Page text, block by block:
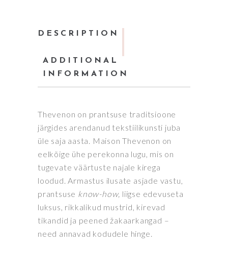
DESCRIPTION
ADDITIONAL
INFORMATION
Thevenon on prantsuse traditsioone
järgides arendanud tekstiilikunsti juba
üle saja aasta. Maison Thevenon on
eelkõige ühe perekonna lugu, mis on
tugevate väärtuste najale kirega
loodud. Armastus ilusate asjade vastu,
prantsuse know-how, liigse edevuseta
luksus, rikkalikud mustrid, kirevad
tikandid ja peened žakaarkangad –
need annavad kodudele hinge.